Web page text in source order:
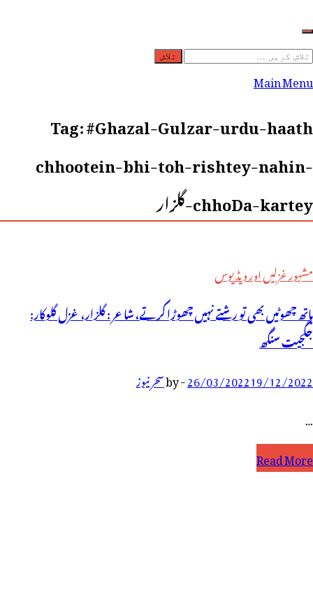
تلاش
کریں
Main Menu
Tag:#Ghazal-Gulzar-urdu-haath
chhootein-bhi-toh-rishtey-nahin-
chhoDa-kartey-گلزار
مشہور غزلیں اور ویڈیوس
ہاتھ چھوٹیں بھی تو رشتے نہیں چھوڑا کرتے، شاعر : گلزار، غزل گلوکار:
جگجیت سنگھ
26/03/202219/12/2022
-
byسحر نیوز
…
ہاتھ
Read More